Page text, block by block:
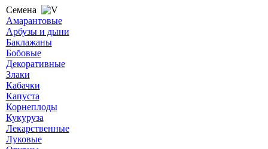
Семена
Амарантовые
Арбузы и дыни
Баклажаны
Бобовые
Декоративные
Злаки
Кабачки
Капуста
Корнеплоды
Кукуруза
Лекарственные
Луковые